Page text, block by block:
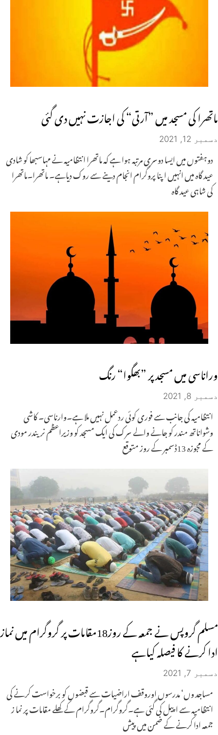
ماتھرا کی مسجد میں ”آرتی“ کی اجازت نہیں دی گئی
دسمبر 12, 2021
دوہفتوں میں ایسا دوسری مرتبہ ہوا ہے کہ ماتھرا انتظامیہ نے مہاسبھا کو شادی
عید گاہ میں انہیں اپنا پروگرام انجام دینے سے روک دیاہے۔ ماتھرا۔ماتھرا
کی شاہی عید گاہ
وراناسی میں مسجد پر ”بھگوا“ رنگ
دسمبر 8, 2021
انتظامیہ کی جانب سے فوری کوئی ردعمل نہیں ملا ہے۔وارناسی۔ کاشی
وشواناتھ مندر کو جانے والے سرک کی ایک مسجد کو وزیراعظم نریندر مودی
کے مجوزہ 13ڈسمبر کے روز متوقع
مسلم گروپس نے جمعہ کے روز18مقامات پر گروگرام میں نماز
ادا کرنے کا فیصلہ کیاہے
دسمبر 7, 2021
مساجد وں‘ مدرسوں اوروقف اراضیات سے قبضوں کو برخواست کرنے کی
انتظامیہ سے اپیل کی گئی ہے۔گروگرام۔گروگرام کے کھلے مقامات پر نما ز
جمعہ ادا کرنے کے ضمن میں پیش